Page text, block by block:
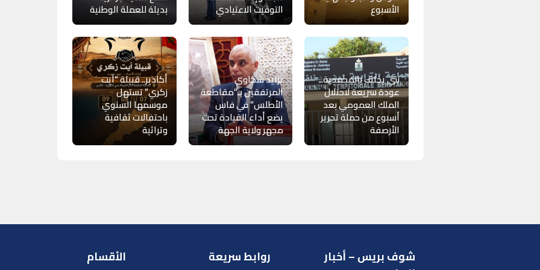
الأسبوع التوقيت الاعتيادي بديلة للعملة الوطنية
بني يخلف بالمحمدية..
عودة سريعة لاحتلال
الملك العمومي بعد
أسبوع من حملة تحرير
الأرصفة
تزايد شكاوى
المرتفقين بـ”مقاطعة
الأطلس” في فاس
يضع أداء القيادة تحت
مجهر ولاية الجهة
أكادير.. قبيلة “آيت
زكري” تستهل
موسمها السنوي
باحتفالات ثقافية
وتراثية
شوف بريس – أخبار
روابط سريعة الأقسام